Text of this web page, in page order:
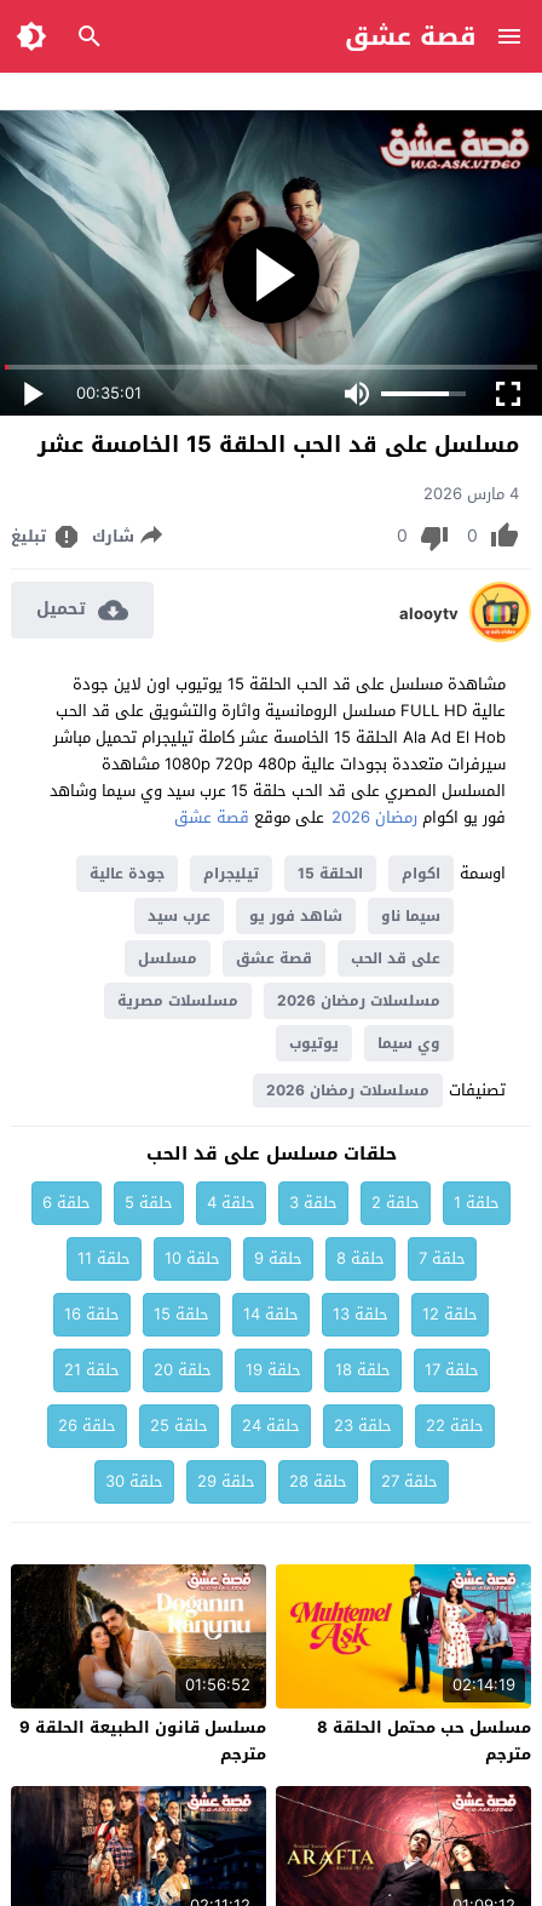
قصة عشق
00:35:01
مسلسل على قد الحب الحلقة 15 الخامسة عشر
4 مارس 2026
0
0 شارك تبليغ
alooytv تحميل
مشاهدة مسلسل على قد الحب الحلقة 15 يوتيوب اون لاين جودة
عالية FULL HD مسلسل الرومانسية واثارة والتشويق على قد الحب
Ala Ad El Hob الحلقة 15 الخامسة عشر كاملة تيليجرام تحميل مباشر
سيرفرات متعددة بجودات عالية 1080p 720p 480p مشاهدة
المسلسل المصري على قد الحب حلقة 15 عرب سيد وي سيما وشاهد
فور يو اكوامرمضان 2026 على موقع قصة عشق
اوسمة
اكوام الحلقة 15 تيليجرام
جودة عالية
سيما ناو
شاهد فور يو
عرب سيد
على قد الحب
قصة عشق
مسلسل
مسلسلات رمضان 2026
مسلسلات مصرية
وي سيما
يوتيوب
تصنيفات مسلسلات رمضان 2026
حلقات مسلسل على قد الحب
حلقة 1 حلقة 2 حلقة 3 حلقة 4 حلقة 5
حلقة 6
حلقة 7
حلقة 8 حلقة 9 حلقة 10
حلقة 11
حلقة 12
حلقة 13 حلقة 14 حلقة 15
حلقة 16
حلقة 17
حلقة 18 حلقة 19 حلقة 20
حلقة 21
حلقة 22
حلقة 23 حلقة 24 حلقة 25
حلقة 26
حلقة 27
حلقة 28 حلقة 29 حلقة 30
02:14:19
مسلسل حب محتمل الحلقة 8
مترجم
01:56:52
مسلسل قانون الطبيعة الحلقة 9
مترجم